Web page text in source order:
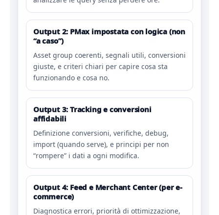
Output 2: PMax impostata con logica (non
“a caso”)
Asset group coerenti, segnali utili, conversioni
giuste, e criteri chiari per capire cosa sta
funzionando e cosa no.
Output 3: Tracking e conversioni
affidabili
Definizione conversioni, verifiche, debug,
import (quando serve), e principi per non
“rompere” i dati a ogni modifica.
Output 4: Feed e Merchant Center (per e-
commerce)
Diagnostica errori, priorità di ottimizzazione,